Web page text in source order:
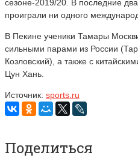
сезоне-2019/20. В последние
проиграли ни одного
В Пекине ученики Тамары
сильными парами из России
Козловский), а также с
Цун Хань.
Источник: sports.ru
Поделиться